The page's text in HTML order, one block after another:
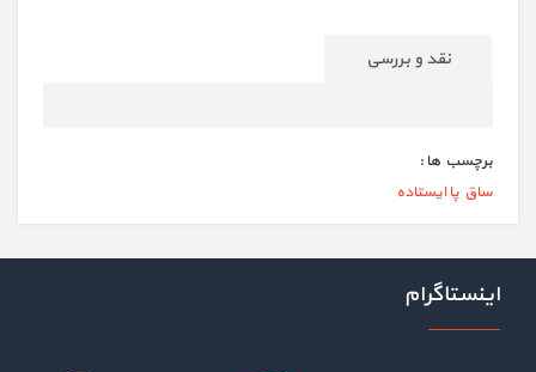
نقد و بررسی
برچسب ها :
ساق پا ایستاده
اینستاگرام